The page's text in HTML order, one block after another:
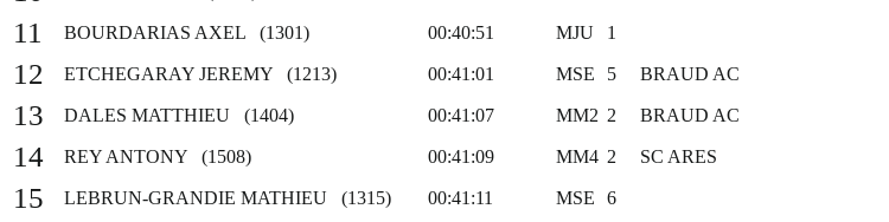
11 BOURDARIAS AXEL (1301) 00:40:51 MJU 1
12 ETCHEGARAY JEREMY (1213) 00:41:01 MSE 5 BRAUD AC
13 DALES MATTHIEU (1404) 00:41:07 MM2 2 BRAUD AC
14 REY ANTONY (1508) 00:41:09 MM4 2 SC ARES
15 LEBRUN-GRANDIE MATHIEU (1315) 00:41:11 MSE 6